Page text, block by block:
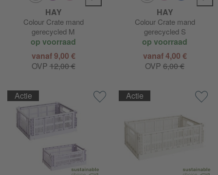
HAY
Colour Crate mand
gerecycled M
op voorraad
vanaf 9,00 €
OVP12,00 €
HAY
Colour Crate mand
gerecycled S
op voorraad
vanaf 4,00 €
OVP 6,00 €
Actie Actie